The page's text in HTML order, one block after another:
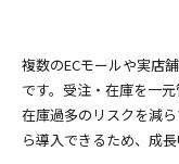
複数のECモールや実店
です。受注・在庫を一
在庫過多のリスクを減
ら導入できるため、成